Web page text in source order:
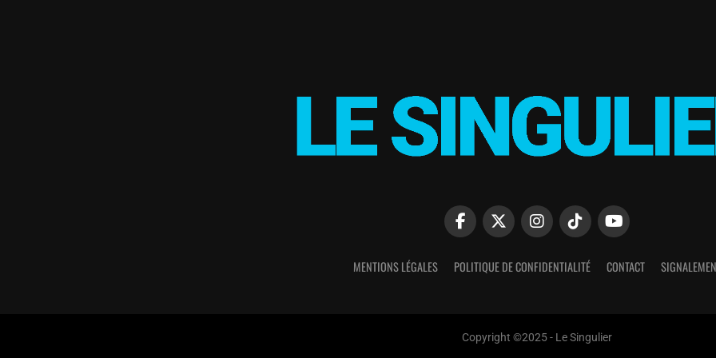
MENTIONS LÉGALES POLITIQUE DE CONFIDENTIALITÉ CONTACT
Copyright ©2025 - Le Singulier